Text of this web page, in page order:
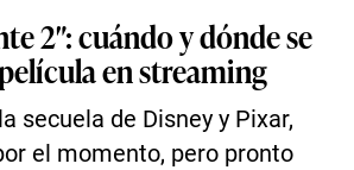
2″: cuándo y dónde se
en streaming
secuela de Disney y Pixar,
el momento, pero pronto